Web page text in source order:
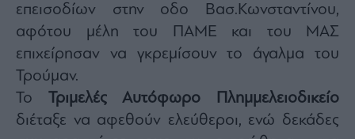
Μετοχές
Αγορές
Trader's
book
επεισοδίων στην οδο Βασ.Κωνσταντίνου,
αφότου μέλη του ΠΑΜΕ και του ΜΑΣ
επιχείρησαν να γκρεμίσουν το άγαλμα του
Τρούμαν.
Το Τριμελές Αυτόφωρο Πλημμελειοδικείο
διέταξε να αφεθούν ελεύθεροι, ενώ δεκάδες